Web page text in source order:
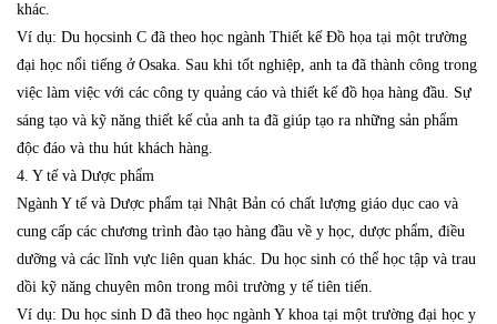
khác.
Ví dụ: Du họcsinh C đã theo học ngành Thiết kế Đồ họa tại một trường
đại học nổi tiếng ở Osaka. Sau khi tốt nghiệp, anh ta đã thành công trong
việc làm việc với các công ty quảng cáo và thiết kế đồ họa hàng đầu. Sự
sáng tạo và kỹ năng thiết kế của anh ta đã giúp tạo ra những sản phẩm
độc đáo và thu hút khách hàng.
4. Y tế và Dược phẩm
Ngành Y tế và Dược phẩm tại Nhật Bản có chất lượng giáo dục cao và
cung cấp các chương trình đào tạo hàng đầu về y học, dược phẩm, điều
dưỡng và các lĩnh vực liên quan khác. Du học sinh có thể học tập và trau
dồi kỹ năng chuyên môn trong môi trường y tế tiên tiến.
Ví dụ: Du học sinh D đã theo học ngành Y khoa tại một trường đại học y